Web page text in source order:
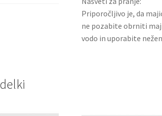
Priporočljivo je, da
ne pozabite obrniti
vodo in uporabite